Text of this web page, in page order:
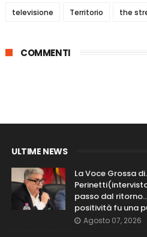
televisione Territorio the
COMMENTI
ULTIME NEWS
La Voce Grossa
passo dal
positività fu una
Agosto 07, 2026